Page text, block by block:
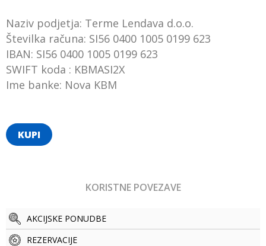
Naziv podjetja: Terme Lendava d.o.o.
Številka računa: SI56 0400 1005 0199 623
IBAN: SI56 0400 1005 0199 623
SWIFT koda : KBMASI2X
Ime banke: Nova KBM
KUPI
KORISTNE POVEZAVE
AKCIJSKE PONUDBE
REZERVACIJE